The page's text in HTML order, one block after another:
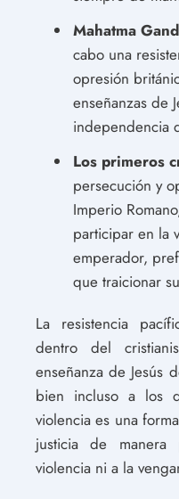
Mahatma
cabo una
opresión
enseñanzas de
independencia
Los primeros
persecución y
Imperio
participar en la
emperador,
que traicionar
La resistencia
dentro del
enseñanza de Jesús
bien incluso a los
violencia es una
justicia de
violencia ni a la